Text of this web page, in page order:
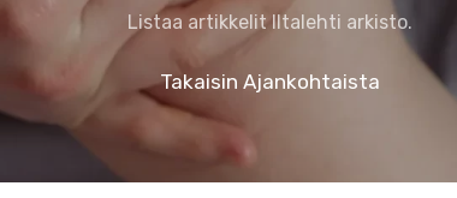
Listaa artikkelit Iltalehti arkisto.
Takaisin Ajankohtaista